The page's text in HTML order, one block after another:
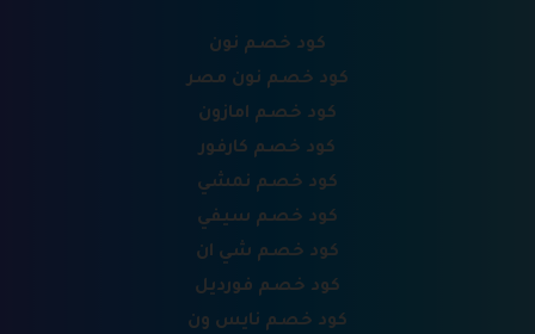
كود خصم نون
كود خصم نون مصر
كود خصم امازون
كود خصم كارفور
كود خصم نمشي
كود خصم سيفي
كود خصم شي ان
كود خصم فورديل
كود خصم نايس ون